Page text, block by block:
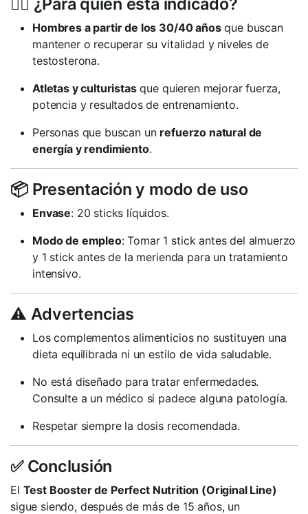
Hombres a partir de los 30/40 añosque buscan
mantener o recuperar su vitalidad y niveles de
testosterona.
Atletas y culturistasque quieren mejorar fuerza,
potencia y resultados de entrenamiento.
Personas que buscan un refuerzo natural de
energía y rendimiento.
📦 Presentación y modo de uso
Envase: 20 sticks líquidos.
Modo de empleo: Tomar 1 stick antes del almuerzo
y 1 stick antes de la merienda para un tratamiento
intensivo.
⚠️ Advertencias
Los complementos alimenticios no sustituyen una
dieta equilibrada ni un estilo de vida saludable.
No está diseñado para tratar enfermedades.
Consulte a un médico si padece alguna patología.
Respetar siempre la dosis recomendada.
✅ Conclusión
El Test Booster de Perfect Nutrition (Original Line)
sigue siendo, después de más de 15 años, un